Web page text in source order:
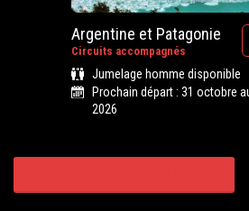
Argentine et Patagonie
Circuits accompagnés
Jumelage homme disponible
Prochain départ : 31 octobre
2026